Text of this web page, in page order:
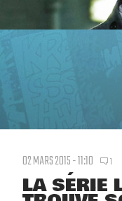
02 MARS 2015 - 11:10 1
LA SÉRIE